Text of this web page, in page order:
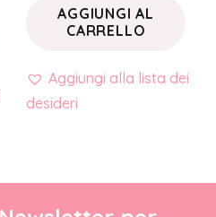
AGGIUNGI AL
CARRELLO
Aggiungi alla lista dei
desideri